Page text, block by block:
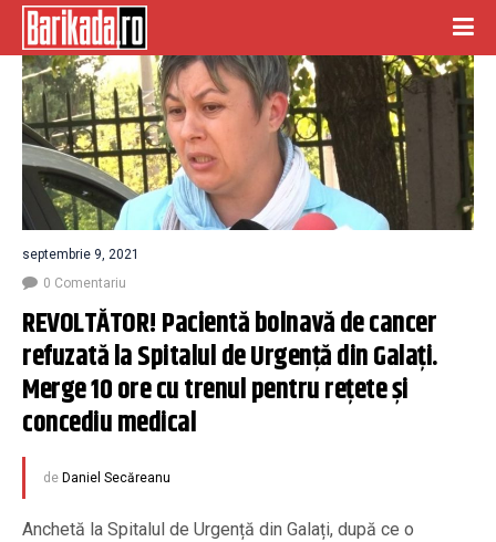
septembrie 9, 2021
0 Comentariu
REVOLTĂTOR! Pacientă bolnavă de cancer
refuzată la Spitalul de Urgență din Galați.
Merge 10 ore cu trenul pentru rețete și
concediu medical
de Daniel Secăreanu
Anchetă la Spitalul de Urgență din Galați, după ce o